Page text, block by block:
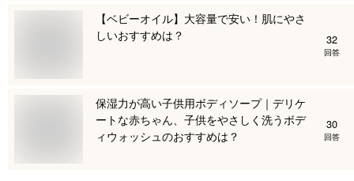
【ベビーオイル】大容量で安い！肌にやさ
しいおすすめは？
32
回答
保湿力が高い子供用ボディソープ｜デリケ
ートな赤ちゃん、子供をやさしく洗うボデ
ィウォッシュのおすすめは？
30
回答